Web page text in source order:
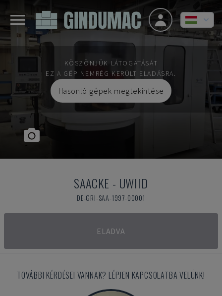
KÖSZÖNJÜK LÁTOGATÁSÁT
EZ A GÉP NEMRÉG KERÜLT ELADÁSRA.
Hasonló gépek megtekintése
SAACKE - UWIID
DE-GRI-SAA-1997-00001
ELADVA
TOVÁBBI KÉRDÉSEI VANNAK? LÉPJEN KAPCSOLATBA VELÜNK!